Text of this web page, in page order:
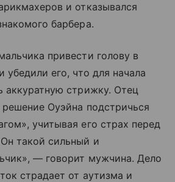
и отказывался
барбера.
привести голову в
убедили его, что для начала
аккуратную стрижку. Отец
решение Оуэйна подстричься
учитывая его страх перед
такой сильный и
— говорит мужчина. Дело
страдает от аутизма и